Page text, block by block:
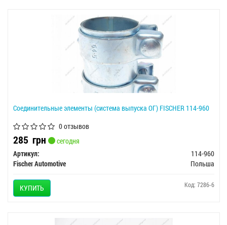
Соединительные элементы (система выпуска ОГ) FISCHER 114-960
0 отзывов
285 грн
сегодня
Артикул:
114-960
Fischer Automotive
Польша
КУПИТЬ Код: 7286-6